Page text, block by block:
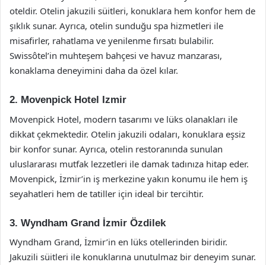
oteldir. Otelin jakuzili süitleri, konuklara hem konfor hem de
şıklık sunar. Ayrıca, otelin sunduğu spa hizmetleri ile
misafirler, rahatlama ve yenilenme fırsatı bulabilir.
Swissôtel’in muhteşem bahçesi ve havuz manzarası,
konaklama deneyimini daha da özel kılar.
2. Movenpick Hotel Izmir
Movenpick Hotel, modern tasarımı ve lüks olanakları ile
dikkat çekmektedir. Otelin jakuzili odaları, konuklara eşsiz
bir konfor sunar. Ayrıca, otelin restoranında sunulan
uluslararası mutfak lezzetleri ile damak tadınıza hitap eder.
Movenpick, İzmir’in iş merkezine yakın konumu ile hem iş
seyahatleri hem de tatiller için ideal bir tercihtir.
3. Wyndham Grand İzmir Özdilek
Wyndham Grand, İzmir’in en lüks otellerinden biridir.
Jakuzili süitleri ile konuklarına unutulmaz bir deneyim sunar.